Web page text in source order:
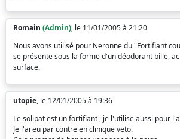
Romain (Admin), le 11/01/2005 à 21:20
Nous avons utilisé pour Neronne du "Fortifiant
se présente sous la forme d'un déodorant bille,
surface.
utopie, le 12/01/2005 à 19:36
Le solipat est un fortifiant , je l'utilise aussi pour
Je l'ai eu par contre en clinique veto.